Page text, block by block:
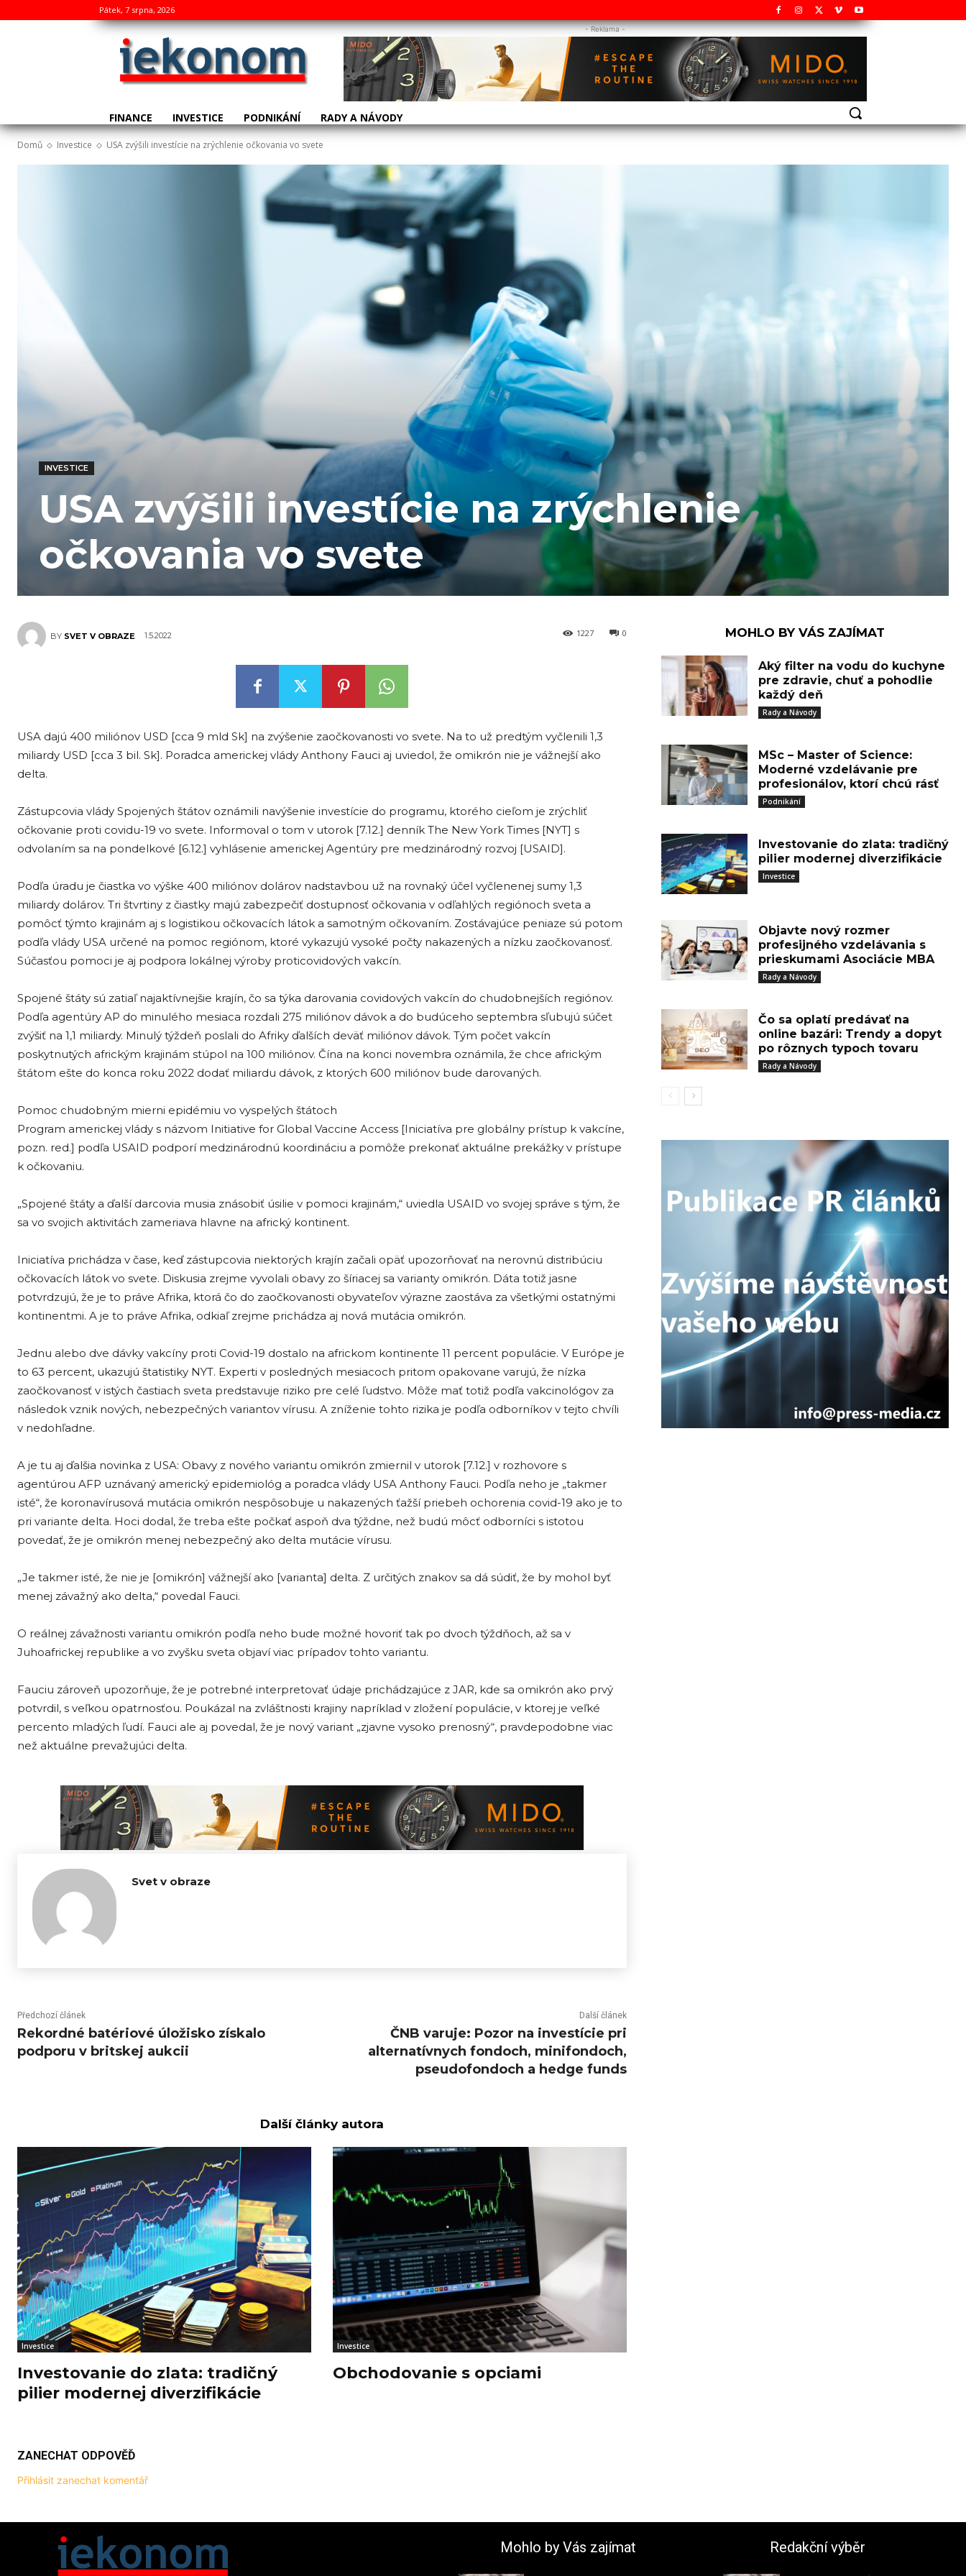
Pátek, 7 srpna, 2026
- Reklama -
FINANCE INVESTICE PODNIKÁNÍ RADY A NÁVODY
Domů Investice USA zvýšili investície na zrýchlenie očkovania vo svete
INVESTICE
USA zvýšili investície na zrýchlenie
očkovania vo svete
BY SVET V OBRAZE 1.5.2022 0
1227
USA dajú 400 miliónov USD [cca 9 mld Sk] na zvýšenie zaočkovanosti vo svete. Na to už predtým vyčlenili 1,3
miliardy USD [cca 3 bil. Sk]. Poradca americkej vlády Anthony Fauci aj uviedol, že omikrón nie je vážnejší ako
delta.
Zástupcovia vlády Spojených štátov oznámili navýšenie investície do programu, ktorého cieľom je zrýchliť
očkovanie proti covidu-19 vo svete. Informoval o tom v utorok [7.12.] denník The New York Times [NYT] s
odvolaním sa na pondelkové [6.12.] vyhlásenie americkej Agentúry pre medzinárodný rozvoj [USAID].
Podľa úradu je čiastka vo výške 400 miliónov dolárov nadstavbou už na rovnaký účel vyčlenenej sumy 1,3
miliardy dolárov. Tri štvrtiny z čiastky majú zabezpečiť dostupnosť očkovania v odľahlých regiónoch sveta a
pomôcť týmto krajinám aj s logistikou očkovacích látok a samotným očkovaním. Zostávajúce peniaze sú potom
podľa vlády USA určené na pomoc regiónom, ktoré vykazujú vysoké počty nakazených a nízku zaočkovanosť.
Súčasťou pomoci je aj podpora lokálnej výroby proticovidových vakcín.
Spojené štáty sú zatiaľ najaktívnejšie krajín, čo sa týka darovania covidových vakcín do chudobnejších regiónov.
Podľa agentúry AP do minulého mesiaca rozdali 275 miliónov dávok a do budúceho septembra sľubujú súčet
zvýšiť na 1,1 miliardy. Minulý týždeň poslali do Afriky ďalších deväť miliónov dávok. Tým počet vakcín
poskytnutých africkým krajinám stúpol na 100 miliónov. Čína na konci novembra oznámila, že chce africkým
štátom ešte do konca roku 2022 dodať miliardu dávok, z ktorých 600 miliónov bude darovaných.
Pomoc chudobným mierni epidémiu vo vyspelých štátoch
Program americkej vlády s názvom Initiative for Global Vaccine Access [Iniciatíva pre globálny prístup k vakcíne,
pozn. red.] podľa USAID podporí medzinárodnú koordináciu a pomôže prekonať aktuálne prekážky v prístupe
k očkovaniu.
„Spojené štáty a ďalší darcovia musia znásobiť úsilie v pomoci krajinám,“ uviedla USAID vo svojej správe s tým, že
sa vo svojich aktivitách zameriava hlavne na africký kontinent.
Iniciatíva prichádza v čase, keď zástupcovia niektorých krajín začali opäť upozorňovať na nerovnú distribúciu
očkovacích látok vo svete. Diskusia zrejme vyvolali obavy zo šíriacej sa varianty omikrón. Dáta totiž jasne
potvrdzujú, že je to práve Afrika, ktorá čo do zaočkovanosti obyvateľov výrazne zaostáva za všetkými ostatnými
kontinentmi. A je to práve Afrika, odkiaľ zrejme prichádza aj nová mutácia omikrón.
Jednu alebo dve dávky vakcíny proti Covid-19 dostalo na africkom kontinente 11 percent populácie. V Európe je
to 63 percent, ukazujú štatistiky NYT. Experti v posledných mesiacoch pritom opakovane varujú, že nízka
zaočkovanosť v istých častiach sveta predstavuje riziko pre celé ľudstvo. Môže mať totiž podľa vakcinológov za
následok vznik nových, nebezpečných variantov vírusu. A zníženie tohto rizika je podľa odborníkov v tejto chvíli
v nedohľadne.
A je tu aj ďalšia novinka z USA: Obavy z nového variantu omikrón zmiernil v utorok [7.12.] v rozhovore s
agentúrou AFP uznávaný americký epidemiológ a poradca vlády USA Anthony Fauci. Podľa neho je „takmer
isté“, že koronavírusová mutácia omikrón nespôsobuje u nakazených ťažší priebeh ochorenia covid-19 ako je to
pri variante delta. Hoci dodal, že treba ešte počkať aspoň dva týždne, než budú môcť odborníci s istotou
povedať, že je omikrón menej nebezpečný ako delta mutácie vírusu.
„Je takmer isté, že nie je [omikrón] vážnejší ako [varianta] delta. Z určitých znakov sa dá súdiť, že by mohol byť
menej závažný ako delta,“ povedal Fauci.
O reálnej závažnosti variantu omikrón podľa neho bude možné hovoriť tak po dvoch týždňoch, až sa v
Juhoafrickej republike a vo zvyšku sveta objaví viac prípadov tohto variantu.
Fauciu zároveň upozorňuje, že je potrebné interpretovať údaje prichádzajúce z JAR, kde sa omikrón ako prvý
potvrdil, s veľkou opatrnosťou. Poukázal na zvláštnosti krajiny napríklad v zložení populácie, v ktorej je veľké
percento mladých ľudí. Fauci ale aj povedal, že je nový variant „zjavne vysoko prenosný“, pravdepodobne viac
než aktuálne prevažujúci delta.
Svet v obraze
Předchozí článek
Rekordné batériové úložisko získalo
podporu v britskej aukcii
Další článek
ČNB varuje: Pozor na investície pri
alternatívnych fondoch, minifondoch,
pseudofondoch a hedge funds
Další články autora
Investice
Investovanie do zlata: tradičný
pilier modernej diverzifikácie
Investice
Obchodovanie s opciami
ZANECHAT ODPOVĚĎ
Přihlásit zanechat komentář
MOHLO BY VÁS ZAJÍMAT
Aký filter na vodu do kuchyne
pre zdravie, chuť a pohodlie
každý deň
Rady a Návody
MSc – Master of Science:
Moderné vzdelávanie pre
profesionálov, ktorí chcú rásť
Podnikání
Investovanie do zlata: tradičný
pilier modernej diverzifikácie
Investice
Objavte nový rozmer
profesijného vzdelávania s
prieskumami Asociácie MBA
Rady a Návody
Čo sa oplatí predávať na
online bazári: Trendy a dopyt
po rôznych typoch tovaru
Rady a Návody
Mohlo by Vás zajímat Redakční výběr